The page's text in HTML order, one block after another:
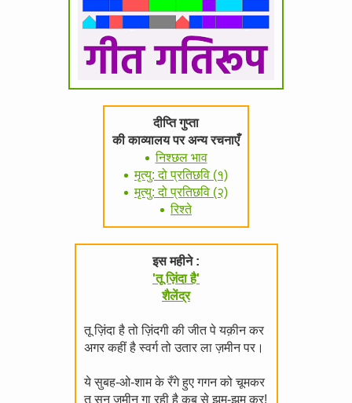
दीप्ति गुप्ता
की काव्यालय पर अन्य रचनाएँ
निश्छल भाव
मृत्यु: दो प्रतिछवि (१)
मृत्यु: दो प्रतिछवि (२)
रिश्ते
इस महीने :
'तू ज़िंदा है'
शैलेंद्र
तू ज़िंदा है तो ज़िंदगी की जीत पे यक़ीन कर
अगर कहीं है स्वर्ग तो उतार ला ज़मीन पर।
ये सुबह-ओ-शाम के रँगे हुए गगन को चूमकर
तू सुन ज़मीन गा रही है कब से झूम-झूम कर!